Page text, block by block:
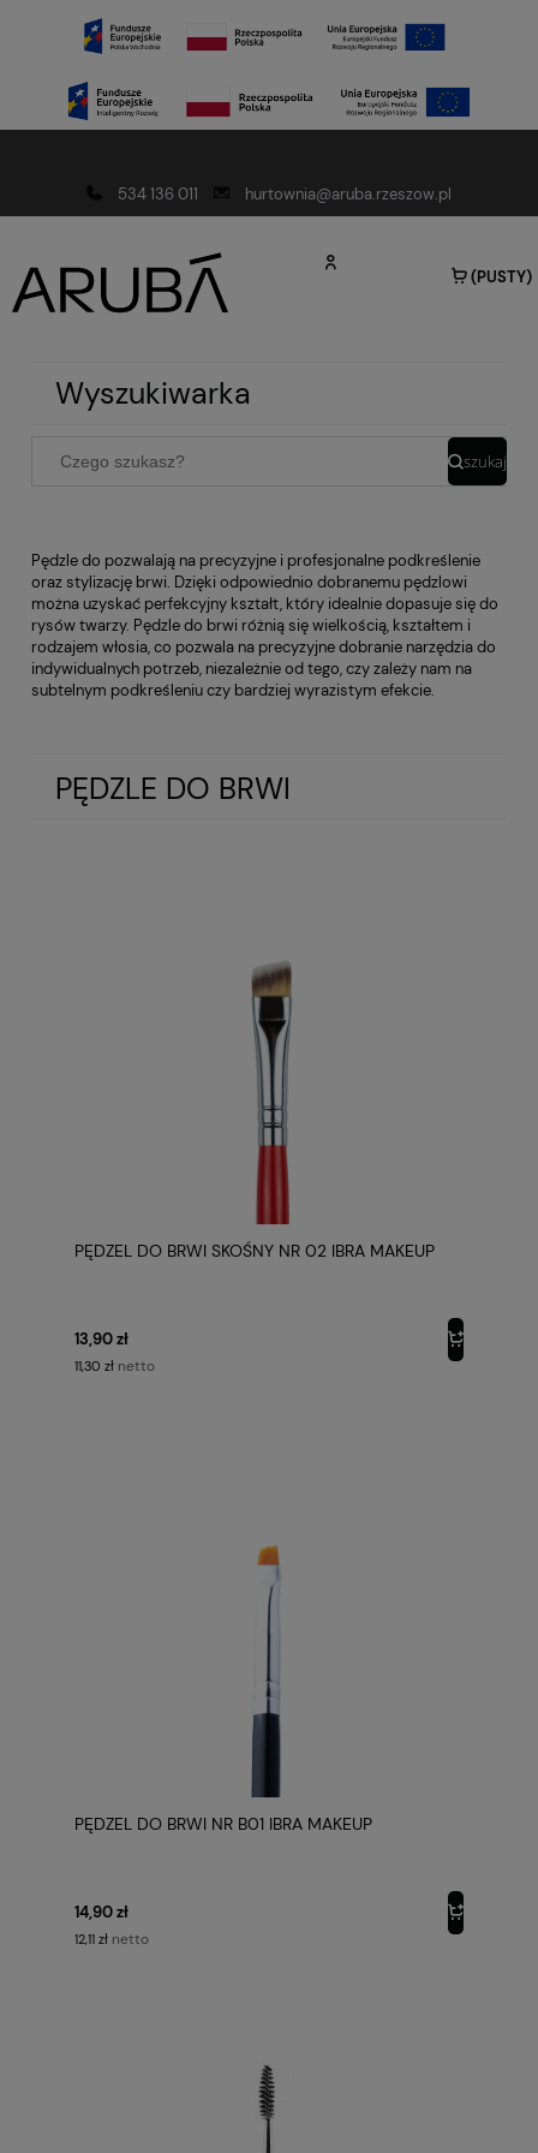
534 136 011
hurtownia@aruba.rzeszow.pl
(PUSTY)
Wyszukiwarka
szukaj
Pędzle do pozwalają na precyzyjne i profesjonalne podkreślenie
oraz stylizację brwi. Dzięki odpowiednio dobranemu pędzlowi
można uzyskać perfekcyjny kształt, który idealnie dopasuje się do
rysów twarzy. Pędzle do brwi różnią się wielkością, kształtem i
rodzajem włosia, co pozwala na precyzyjne dobranie narzędzia do
indywidualnych potrzeb, niezależnie od tego, czy zależy nam na
subtelnym podkreśleniu czy bardziej wyrazistym efekcie.
PĘDZLE DO BRWI
PĘDZEL DO BRWI SKOŚNY NR 02 IBRA MAKEUP
13,90 zł
11,30 zł netto
PĘDZEL DO BRWI NR B01 IBRA MAKEUP
14,90 zł
12,11 zł netto